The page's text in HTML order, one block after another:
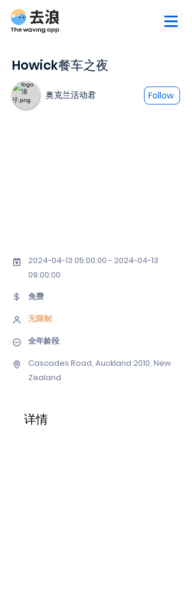
Howick餐车之夜
奥克兰活动君 Follow
2024-04-13 05:00:00 - 2024-04-13
09:00:00
免费
无限制
全年龄段
Cascades Road, Auckland 2010, New
Zealand
详情